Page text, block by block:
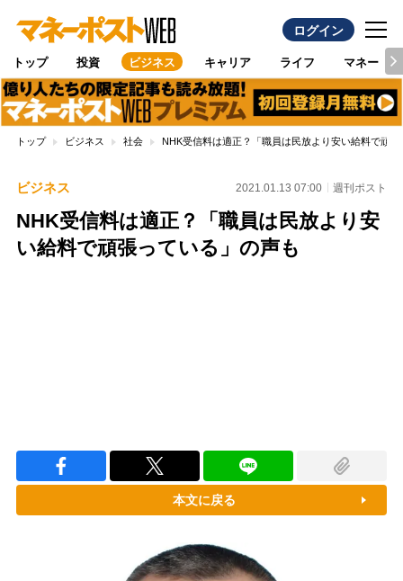
ログイン
トップ 投資 ビジネス キャリア ライフ マネー
トップ ビジネス 社会 NHK受信料は適正？「職員は民放より安い給料で頑
ビジネス 2021.01.13 07:00 週刊ポスト
NHK受信料は適正？「職員は民放より安
い給料で頑張っている」の声も
本文に戻る